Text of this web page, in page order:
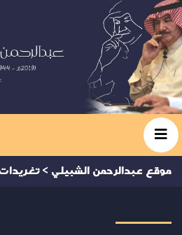
موقع عبدالرحمن الشبيلي >